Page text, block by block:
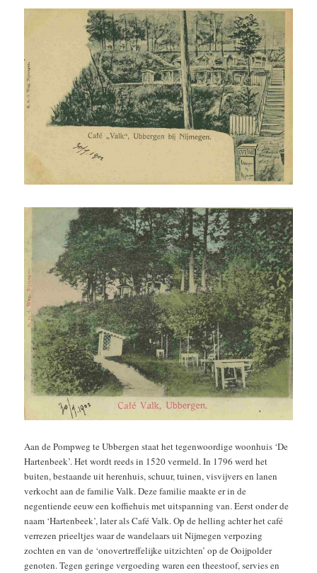
Aan de Pompweg te Ubbergen staat het tegenwoordige woonhuis ‘De
Hartenbeek’. Het wordt reeds in 1520 vermeld. In 1796 werd het
buiten, bestaande uit herenhuis, schuur, tuinen, visvijvers en lanen
verkocht aan de familie Valk. Deze familie maakte er in de
negentiende eeuw een koffiehuis met uitspanning van. Eerst onder de
naam ‘Hartenbeek’, later als Café Valk. Op de helling achter het café
verrezen prieeltjes waar de wandelaars uit Nijmegen verpozing
zochten en van de ‘onovertreffelijke uitzichten’ op de Ooijpolder
genoten. Tegen geringe vergoeding waren een theestoof, servies en